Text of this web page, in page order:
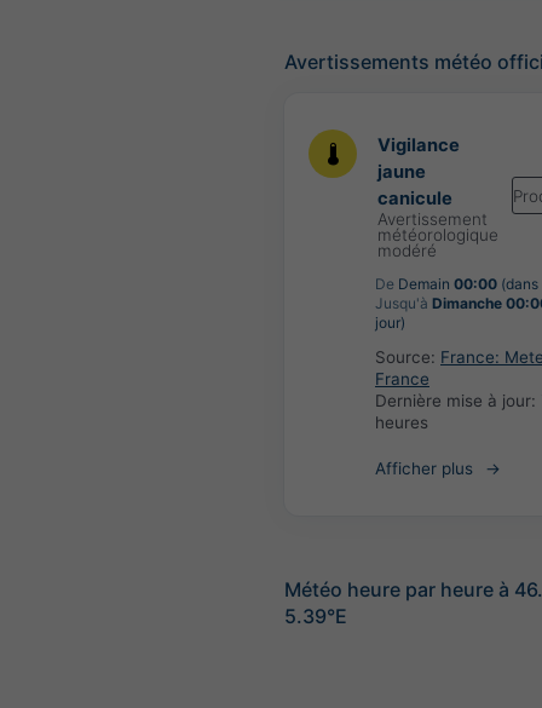
Avertissements météo
Vigilance
jaune
canicule
Avertissement
météorologique
modéré
De Demain 00:00
Jusqu'à Dimanche
jour)
Source: France:
France
Dernière mise à jour:
heures
Afficher plus
Météo heure par heure à
5.39°E